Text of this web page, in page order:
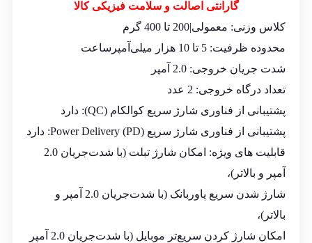
گارانتی اصالت و سلامت فیزیکی کالا
کلاس وزنی: معمولی|200 تا 400 گرم
محدوده ظرفیت: 5 تا 10 هزار میلی‌آمپر‌ساعت
شدت جریان خروجی: 2.0 آمپر
تعداد درگاه خروجی: 2 عدد
پشتیبانی از فناوری شارژ سریع کوالکام (QC): دارد
پشتیبانی از فناوری شارژ سریع Power Delivery (PD): دارد
قابلیت های ویژه: امکان شارژ تبلت (با شدت‌جریان 2.0
آمپر و بالاتر)،
شارژ شدن سریع پاوربانک (با شدت‌جریان 2.0 آمپر و
بالاتر)،
امکان شارژ کردن سریع‌تر موبایل (با شدت‌جریان 2.0 آمپر